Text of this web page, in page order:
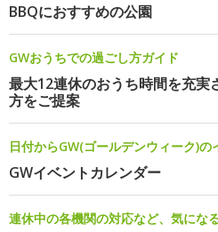
BBQにおすすめの公園
GWおうちでの過ごし方ガイド
最大12連休のおうち時間を充実
方をご提案
日付からGW(ゴールデンウィーク)の
GWイベントカレンダー
連休中の各機関の対応など、気にな